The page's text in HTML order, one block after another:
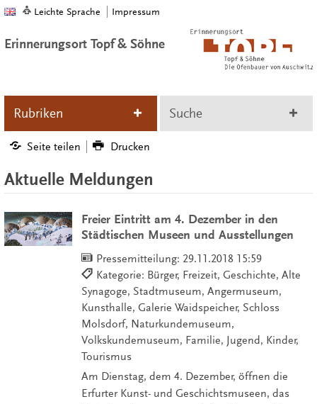
Leichte Sprache Impressum
Erinnerungsort Topf & Söhne
Rubriken Suche
Seite teilen Drucken
Aktuelle Meldungen
Freier Eintritt am 4. Dezember in den
Städtischen Museen und Ausstellungen
Pressemitteilung: 29.11.2018 15:59
Kategorie: Bürger, Freizeit, Geschichte, Alte
Synagoge, Stadtmuseum, Angermuseum,
Kunsthalle, Galerie Waidspeicher, Schloss
Molsdorf, Naturkundemuseum,
Volkskundemuseum, Familie, Jugend, Kinder,
Tourismus
Am Dienstag, dem 4. Dezember, öffnen die
Erfurter Kunst- und Geschichtsmuseen, das